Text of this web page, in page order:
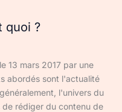
quoi ?
13 mars 2017 par une
abordés sont l'actualité
l'univers du
de rédiger du contenu de